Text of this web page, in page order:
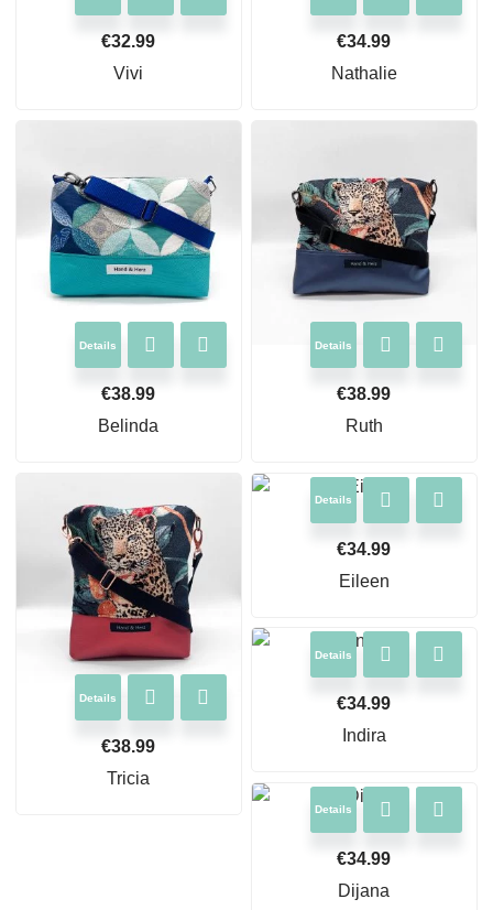
€32.99
Vivi
€34.99
Nathalie
Details
€38.99
Belinda
Details
€38.99
Ruth
Details
€38.99
Tricia
Details
€34.99
Eileen
Details
€34.99
Indira
Details
€34.99
Dijana